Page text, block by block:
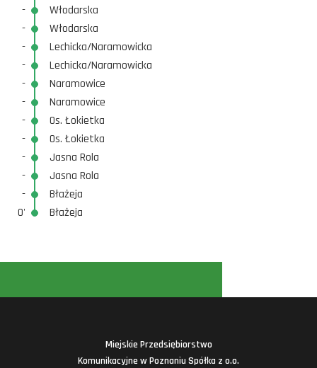
-
Włodarska
-
Włodarska
-
Lechicka/Naramowicka
-
Lechicka/Naramowicka
-
Naramowice
-
Naramowice
-
Os. Łokietka
-
Os. Łokietka
-
Jasna Rola
-
Jasna Rola
-
Błażeja
0'
Błażeja
Miejskie Przedsiębiorstwo
Komunikacyjne w Poznaniu Spółka z o.o.